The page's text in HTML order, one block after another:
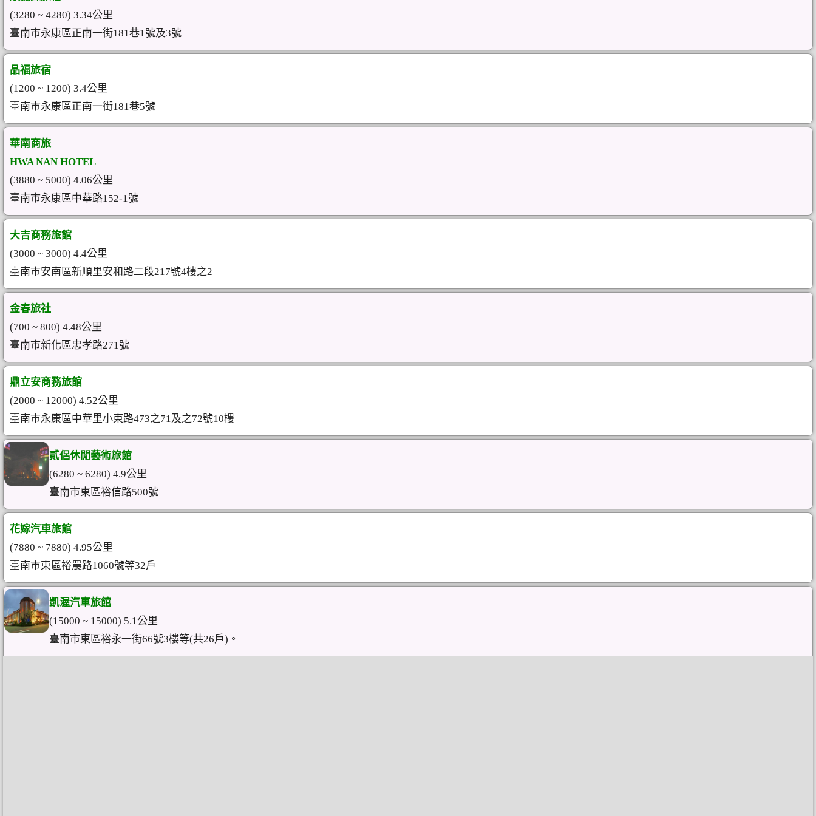
(3280 ~ 4280) 3.34公里
臺南市永康區正南一街181巷1號及3號
品福旅宿
(1200 ~ 1200) 3.4公里
臺南市永康區正南一街181巷5號
華南商旅
HWA NAN HOTEL
(3880 ~ 5000) 4.06公里
臺南市永康區中華路152-1號
大吉商務旅館
(3000 ~ 3000) 4.4公里
臺南市安南區新順里安和路二段217號4樓之2
金春旅社
(700 ~ 800) 4.48公里
臺南市新化區忠孝路271號
鼎立安商務旅館
(2000 ~ 12000) 4.52公里
臺南市永康區中華里小東路473之71及之72號10樓
貳侶休閒藝術旅館
(6280 ~ 6280) 4.9公里
臺南市東區裕信路500號
花嫁汽車旅館
(7880 ~ 7880) 4.95公里
臺南市東區裕農路1060號等32戶
凱渥汽車旅館
(15000 ~ 15000) 5.1公里
臺南市東區裕永一街66號3樓等(共26戶)。